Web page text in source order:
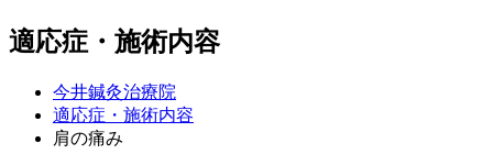
適応症・施術内容
今井鍼灸治療院
適応症・施術内容
肩の痛み